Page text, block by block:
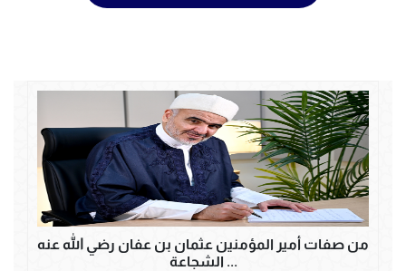
من صفات أمير المؤمنين عثمان بن عفان رضي الله عنه
... الشجاعة